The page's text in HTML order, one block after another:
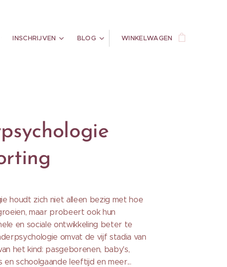
INSCHRIJVEN BLOG WINKELWAGEN
houdt zich niet alleen bezig met hoe
maar probeert ook hun
en sociale ontwikkeling beter te
omvat de vijf stadia van
het kind: pasgeborenen, baby's,
schoolgaande leeftijd en meer...